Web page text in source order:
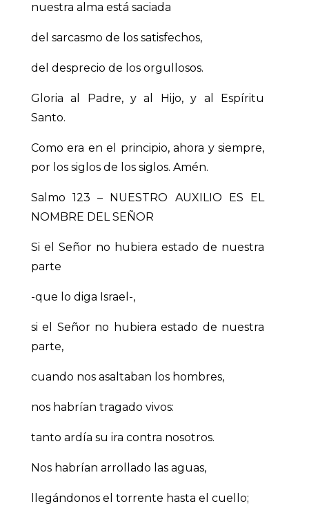
nuestra alma está saciada
del sarcasmo de los satisfechos,
del desprecio de los orgullosos.
Gloria al Padre, y al Hijo, y al Espíritu
Santo.
Como era en el principio, ahora y siempre,
por los siglos de los siglos. Amén.
Salmo 123 – NUESTRO AUXILIO ES EL
NOMBRE DEL SEÑOR
Si el Señor no hubiera estado de nuestra
parte
-que lo diga Israel-,
si el Señor no hubiera estado de nuestra
parte,
cuando nos asaltaban los hombres,
nos habrían tragado vivos:
tanto ardía su ira contra nosotros.
Nos habrían arrollado las aguas,
llegándonos el torrente hasta el cuello;